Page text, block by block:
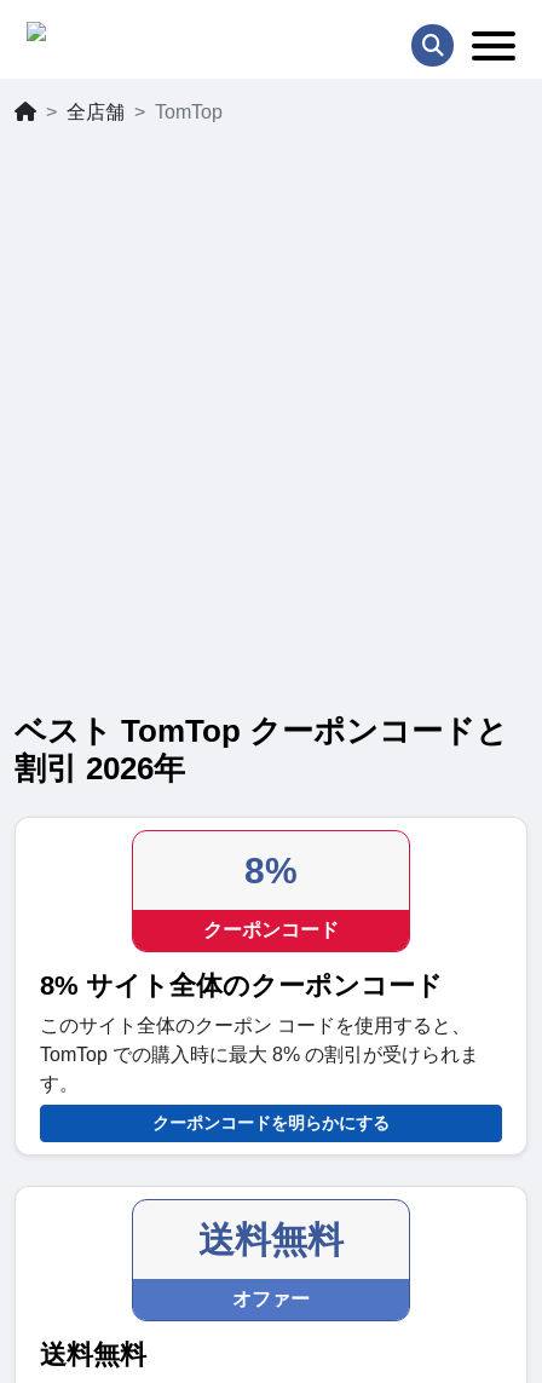
全店舗 TomTop
ベスト TomTop クーポンコードと
割引 2026年
8%
クーポンコード
8% サイト全体のクーポンコード
このサイト全体のクーポン コードを使用すると、
TomTop での購入時に最大 8% の割引が受けられま
す。
クーポンコードを明らかにする
送料無料
オファー
送料無料